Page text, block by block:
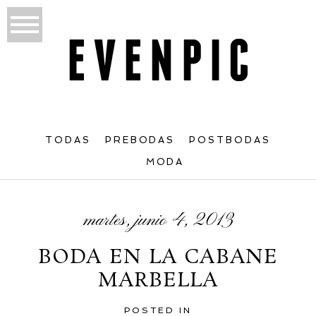
TODAS PREBODAS POSTBODAS
MODA
martes, junio 4, 2013
BODA EN LA CABANE
MARBELLA
POSTED IN